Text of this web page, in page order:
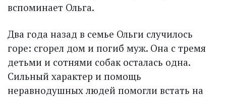
вспоминает Ольга.
Два года назад в семье Ольги случилось
горе: сгорел дом и погиб муж. Она с тремя
детьми и сотнями собак осталась одна.
Сильный характер и помощь
неравнодушных людей помогли встать на